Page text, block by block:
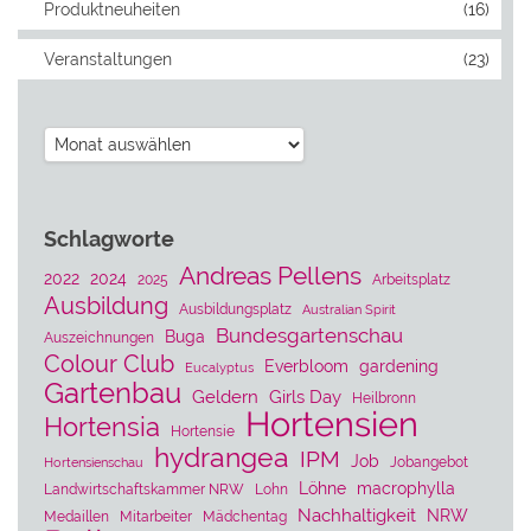
Produktneuheiten (16)
Veranstaltungen (23)
Archiv
Schlagworte
2022 2024 2025 Andreas Pellens Arbeitsplatz
Ausbildung Ausbildungsplatz Australian Spirit
Auszeichnungen Buga Bundesgartenschau
Colour Club Eucalyptus Everbloom gardening
Gartenbau Geldern Girls Day Heilbronn
Hortensia Hortensie Hortensien
Hortensienschau hydrangea IPM Job
Jobangebot
Landwirtschaftskammer NRW
Lohn Löhne macrophylla
Medaillen Mitarbeiter Mädchentag Nachhaltigkeit NRW